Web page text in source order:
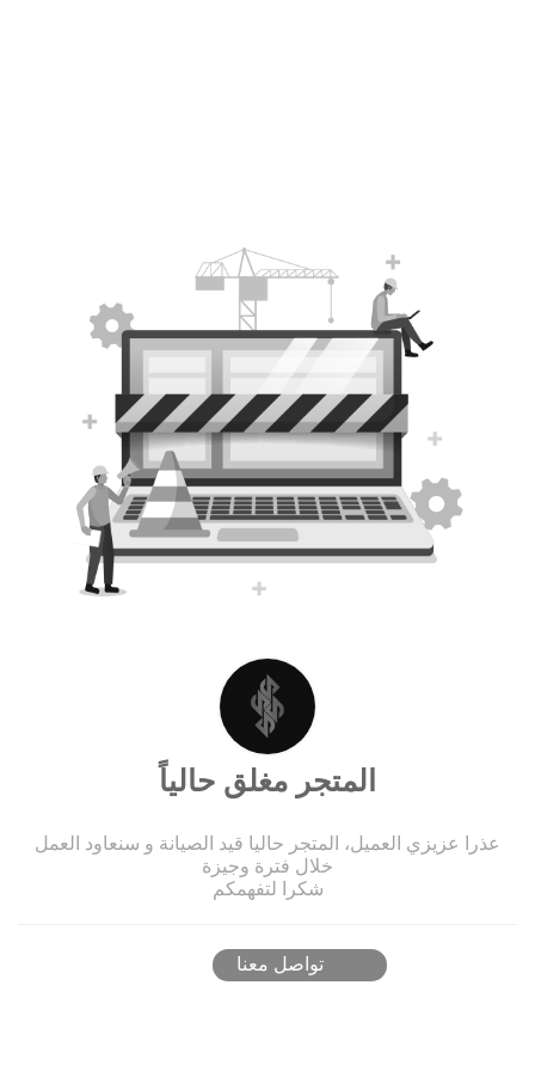
المتجر مغلق حالياً
عذرا عزيزي العميل، المتجر حاليا قيد الصيانة و سنعاود العمل
خلال فترة وجيزة
شكرا لتفهمكم
تواصل معنا